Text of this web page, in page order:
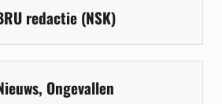
redactie (NSK)
, Ongevallen